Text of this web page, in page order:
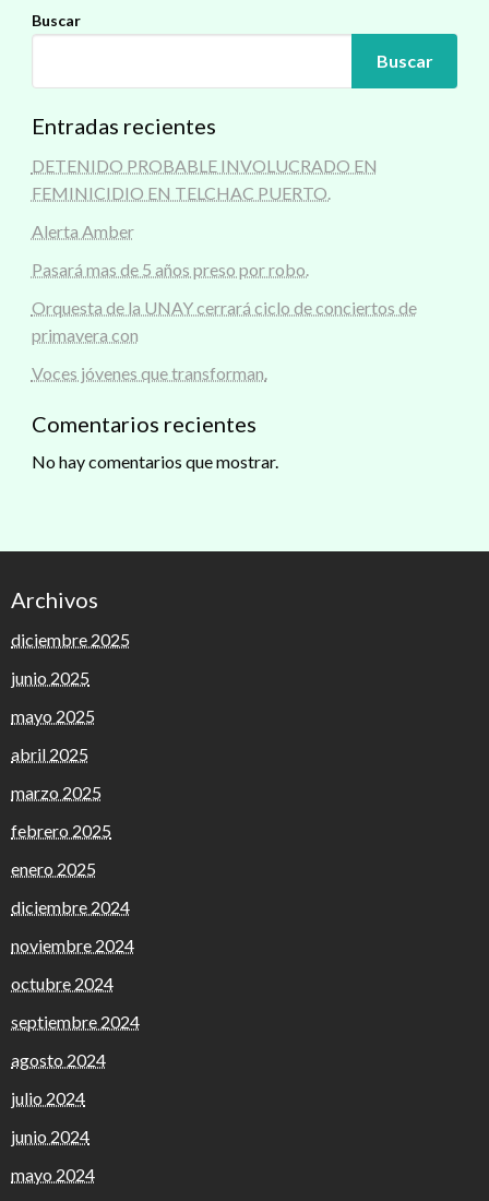
Buscar
Buscar
Entradas recientes
DETENIDO PROBABLE INVOLUCRADO EN
FEMINICIDIO EN TELCHAC PUERTO.
Alerta Amber
Pasará mas de 5 años preso por robo.
Orquesta de la UNAY cerrará ciclo de conciertos de
primavera con
Voces jóvenes que transforman.
Comentarios recientes
No hay comentarios que mostrar.
Archivos
diciembre 2025
junio 2025
mayo 2025
abril 2025
marzo 2025
febrero 2025
enero 2025
diciembre 2024
noviembre 2024
octubre 2024
septiembre 2024
agosto 2024
julio 2024
junio 2024
mayo 2024